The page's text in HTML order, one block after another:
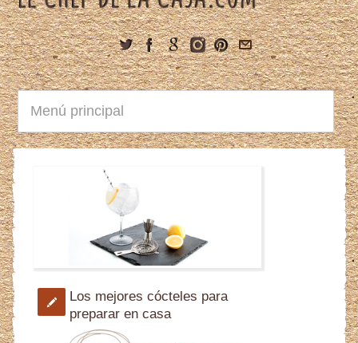
Los mejores cócteles para
preparar en casa